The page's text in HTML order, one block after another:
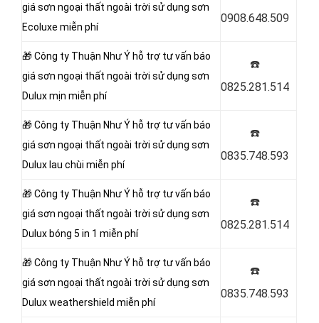
giá sơn ngoại thất ngoài trời sử dụng sơn
Ecoluxe miễn phí
0908.648.509
🎁 Công ty Thuận Như Ý hỗ trợ tư vấn báo
giá sơn ngoại thất ngoài trời sử dụng sơn
Dulux mịn miễn phí
☎️
0825.281.514
🎁 Công ty Thuận Như Ý hỗ trợ tư vấn báo
giá sơn ngoại thất ngoài trời sử dụng sơn
Dulux lau chùi miễn phí
☎️
0835.748.593
🎁 Công ty Thuận Như Ý hỗ trợ tư vấn báo
giá sơn ngoại thất ngoài trời sử dụng sơn
Dulux bóng 5 in 1 miễn phí
☎️
0825.281.514
🎁 Công ty Thuận Như Ý hỗ trợ tư vấn báo
giá sơn ngoại thất ngoài trời sử dụng sơn
Dulux weathershield miễn phí
☎️
0835.748.593